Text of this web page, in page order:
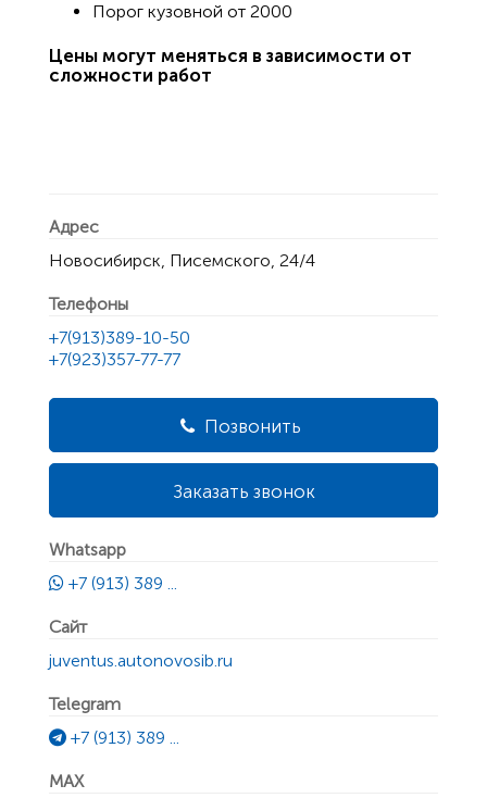
Порог кузовной от 2000
Цены могут меняться в зависимости от
сложности работ
Адрес
Новосибирск, Писемского, 24/4
Телефоны
+7(913)389-10-50
+7(923)357-77-77
Позвонить
Заказать звонок
Whatsapp
+7 (913) 389 ...
Сайт
juventus.autonovosib.ru
Telegram
+7 (913) 389 ...
MAX